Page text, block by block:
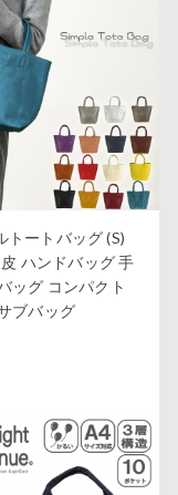
トートバッグ (S)
ハンドバッグ 手
ッグ コンパクト
ブバッグ